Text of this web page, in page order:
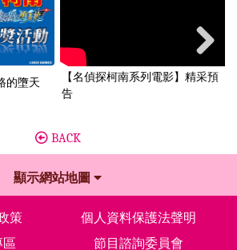
的墮天
【名偵探柯南系列電影】精采預
告
Next
BACK
顯示網站地圖
策
個人資料保護法聲明
區
節目諮詢委員會